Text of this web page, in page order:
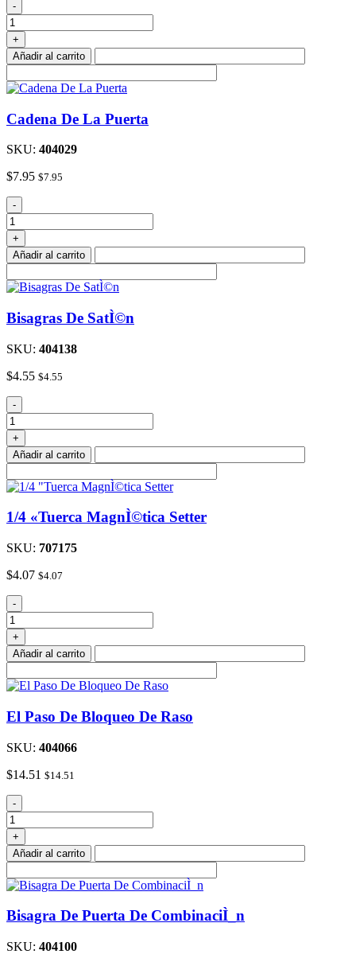
Puerta
De
Entrada
/
Cerrojo
Inoxidable
-
+
Añadir al carrito
Cadena De La Puerta
SKU: 404029
$7.95 $7.95
Cadena
De
La
Puerta
cantidad
-
+
Añadir al carrito
Bisagras De SatÌ©n
SKU: 404138
$4.55 $4.55
Bisagras
De
SatÌ©n
cantidad
-
+
Añadir al carrito
1/4 «Tuerca MagnÌ©tica Setter
SKU: 707175
$4.07 $4.07
1/4
"Tuerca
MagnÌ©tica
Setter
cantidad
-
+
Añadir al carrito
El Paso De Bloqueo De Raso
SKU: 404066
$14.51 $14.51
El
Paso
De
Bloqueo
De
cantidad
-
+
Añadir al carrito
Bisagra De Puerta De CombinaciÌ_n
SKU: 404100